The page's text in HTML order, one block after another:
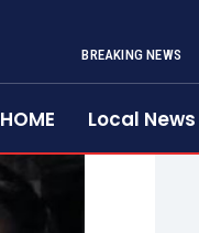
BREAKING NEWS
HOME Local News